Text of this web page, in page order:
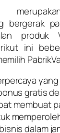
bergerak
produk
ini
gratis
membuat
dalam